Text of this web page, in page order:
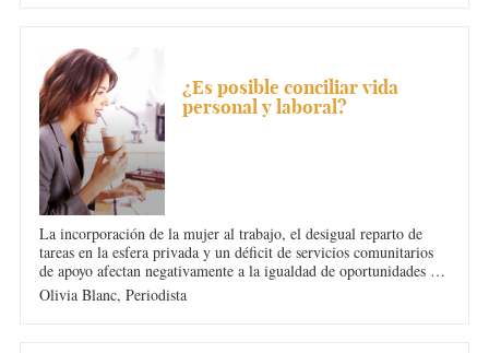
¿Es posible conciliar vida
personal y laboral?
La incorporación de la mujer al trabajo, el desigual reparto de
tareas en la esfera privada y un déficit de servicios comunitarios
de apoyo afectan negativamente a la igualdad de oportunidades en
el empleo, el entorno familiar y la calidad de vida. La
conciliación puede ayudarnos a resolver estos problemas.
Olivia Blanc,Periodista